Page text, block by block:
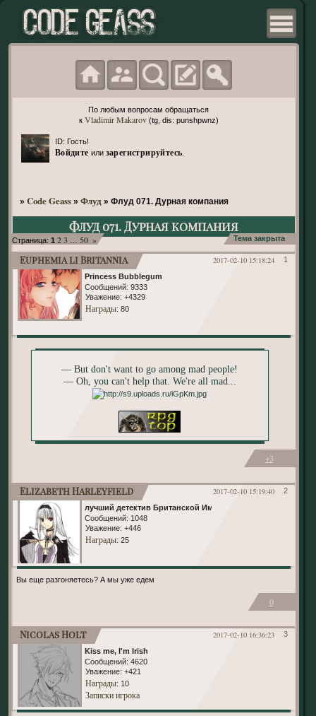
По любым вопросам обращаться
к Vladimir Makarov(tg, dis: punshpwnz)
ID: Гость!
Войдите или зарегистрируйтесь
» Code Geass » Флуд » Флуд 071. Дурная компания
Флуд 071. Дурная компания
Страница: 1 2 3 50 » Тема закрыта
1
2017-02-10 15:18:24
Euphemia li Britannia
Princess Bubblegum
Сообщений: 9333
Уважение: +4329
Награды: 80
— But don't want to go among mad people!
— Oh, you can't help that. We're all mad...
+3
2
2017-02-10 15:19:40
Elizabeth Harleyfield
лучший детектив Британской Империи
Сообщений: 1048
Уважение: +446
Награды: 25
Вы еще разгоняетесь? А мы уже едем
0
3
2017-02-10 16:36:23
Nicolas Holt
Kiss me, I'm Irish
Сообщений: 4620
Уважение: +421
Награды: 10
Записки игрока